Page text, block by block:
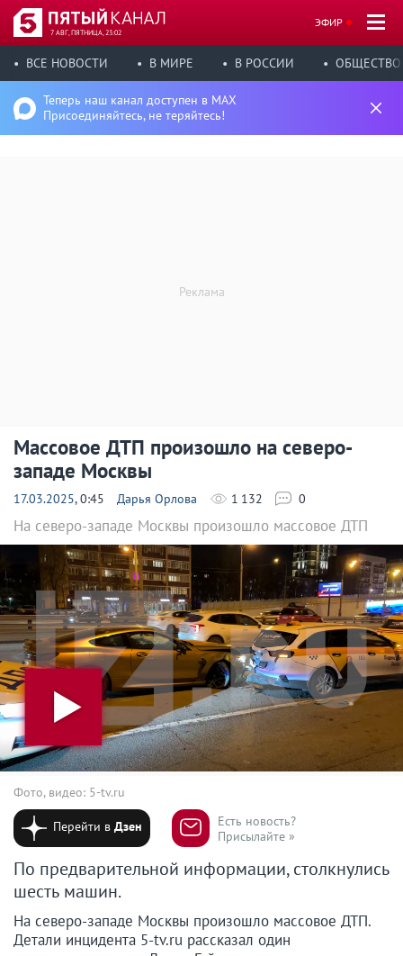
7 АВГ, ПЯТНИЦА, 23:02
ЭФИР
ВСЕ НОВОСТИ В МИРЕ В РОССИИ ОБЩЕСТВО
Теперь наш канал доступен в MAX
Присоединяйтесь, не теряйтесь!
Массовое ДТП произошло на северо-
западе Москвы
17.03.2025, 0:45 Дарья Орлова 1 132 0
На северо-западе Москвы произошло массовое ДТП
Фото, видео: 5-tv.ru
Перейти вДзен
Есть новость?
Присылайте »
По предварительной информации, столкнулись
шесть машин.
На северо-западе Москвы произошло массовое ДТП.
Детали инцидента 5-tv.ru рассказал один